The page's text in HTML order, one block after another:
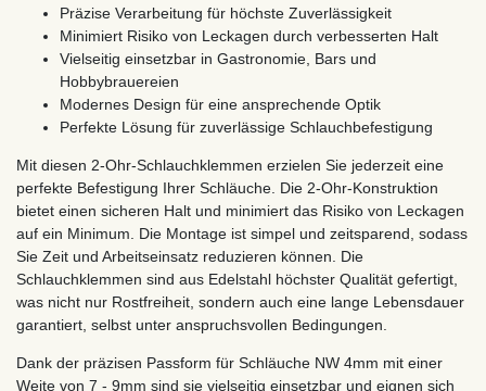
Präzise Verarbeitung für höchste Zuverlässigkeit
Minimiert Risiko von Leckagen durch verbesserten Halt
Vielseitig einsetzbar in Gastronomie, Bars und
Hobbybrauereien
Modernes Design für eine ansprechende Optik
Perfekte Lösung für zuverlässige Schlauchbefestigung
Mit diesen 2-Ohr-Schlauchklemmen erzielen Sie jederzeit eine
perfekte Befestigung Ihrer Schläuche. Die 2-Ohr-Konstruktion
bietet einen sicheren Halt und minimiert das Risiko von Leckagen
auf ein Minimum. Die Montage ist simpel und zeitsparend, sodass
Sie Zeit und Arbeitseinsatz reduzieren können. Die
Schlauchklemmen sind aus Edelstahl höchster Qualität gefertigt,
was nicht nur Rostfreiheit, sondern auch eine lange Lebensdauer
garantiert, selbst unter anspruchsvollen Bedingungen.
Dank der präzisen Passform für Schläuche NW 4mm mit einer
Weite von 7 - 9mm sind sie vielseitig einsetzbar und eignen sich